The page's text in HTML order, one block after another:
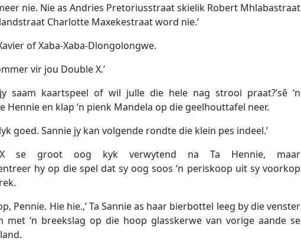
nie. Nie as Andries Pretoriusstraat skielik Robert Mhlabastraat
Charlotte Maxekestraat word nie.’
Xavier of Xaba-Xaba-Dlongolongwe.
vir jou Double X.’
saam kaartspeel of wil julle die hele nag strooi praat?’sê ‘n
Hennie en klap ‘n pienk Mandela op die geelhouttafel neer.
goed. Sannie jy kan volgende rondte die klein pes indeel.’
se groot oog kyk verwytend na Ta Hennie, maar
hy op die spel dat sy oog soos ‘n periskoop uit sy voorkop
Pennie. Hie hie.,’ Ta Sannie as haar bierbottel leeg by die venster
met ‘n breekslag op die hoop glasskerwe van vorige aande se